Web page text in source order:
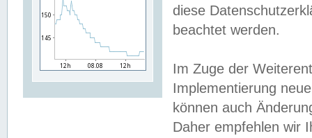
diese
beachtet werden.
Im Zuge der
Implementierung
können auch
Daher empfehlen wir